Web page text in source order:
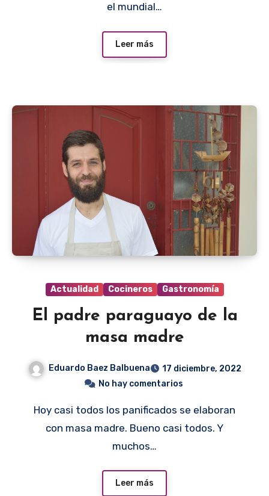
el mundial…
Leer más
Actualidad Cocineros Gastronomía
El padre paraguayo de la
masa madre
Eduardo Baez Balbuena
17 diciembre, 2022
No hay comentarios
Hoy casi todos los panificados se elaboran
con masa madre. Bueno casi todos. Y
muchos…
Leer más